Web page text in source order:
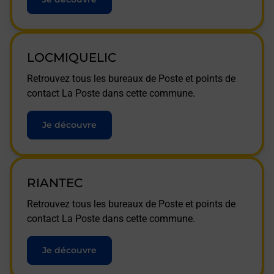
LOCMIQUELIC
Retrouvez tous les bureaux de Poste et points de
contact La Poste dans cette commune.
Je découvre
RIANTEC
Retrouvez tous les bureaux de Poste et points de
contact La Poste dans cette commune.
Je découvre